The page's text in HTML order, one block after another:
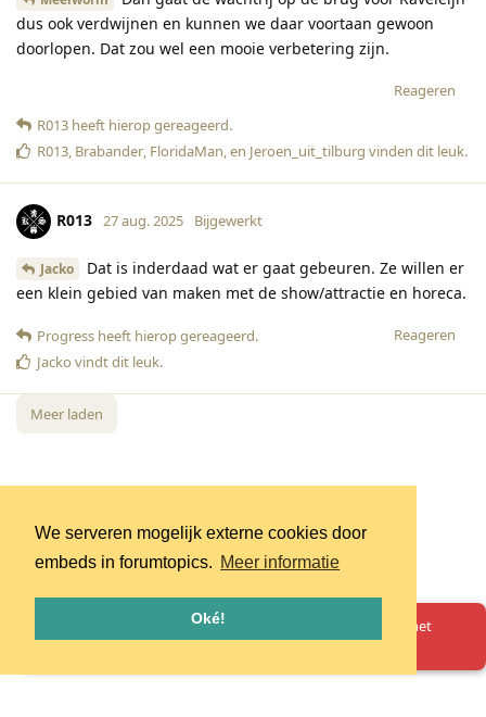
We serveren mogelijk externe cookies door
embeds in forumtopics. Meer informatie
Oké!
dus ook verdwijnen en kunnen we daar voortaan gewoon
doorlopen. Dat zou wel een mooie verbetering zijn.
Reageren
R013 heeft hierop gereageerd.
R013, Brabander, FloridaMan, en Jeroen_uit_tilburg vinden dit leuk.
R013 27 aug. 2025 Bijgewerkt
Jacko
Dat is inderdaad wat er gaat gebeuren. Ze willen er
een klein gebied van maken met de show/attractie en horeca.
Reageren
Progress heeft hierop gereageerd.
Jacko vindt dit leuk.
Meer laden
Oeps! Er is iets misgegaan. Herlaad de pagina en probeer het
opnieuw.